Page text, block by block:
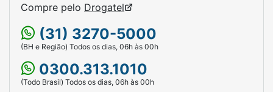
Compre pelo Drogatel
(31) 3270-5000
(BH e Região) Todos os dias, 06h às 00h
0300.313.1010
(Todo Brasil) Todos os dias, 06h às 00h